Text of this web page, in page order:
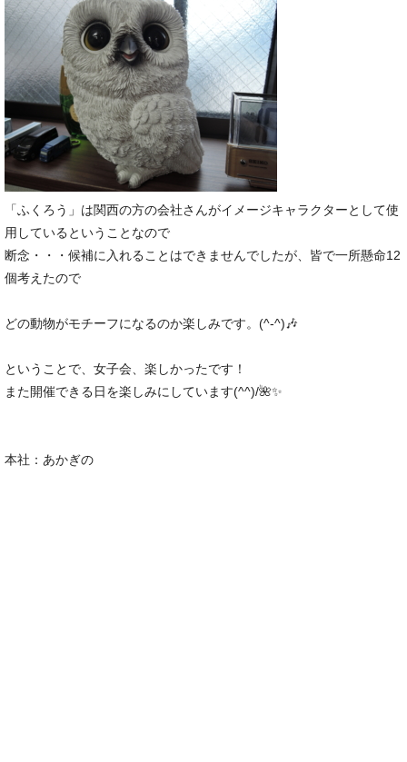
「ふくろう」は関西の方の会社さんがイメージキャラクターとして使
用しているということなので
断念・・・候補に入れることはできませんでしたが、皆で一所懸命12
個考えたので
どの動物がモチーフになるのか楽しみです。(^-^)🎶
ということで、女子会、楽しかったです！
また開催できる日を楽しみにしています(^^)/🌺✨
本社：あかぎの